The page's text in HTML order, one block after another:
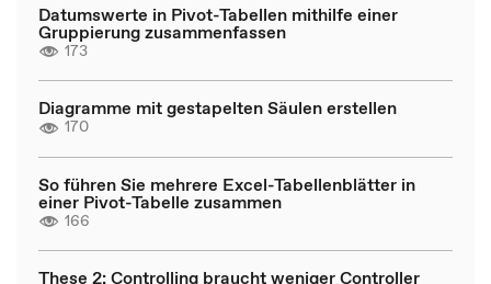
Datumswerte in Pivot-Tabellen mithilfe einer
Gruppierung zusammenfassen
173
Diagramme mit gestapelten Säulen erstellen
170
So führen Sie mehrere Excel-Tabellenblätter in
einer Pivot-Tabelle zusammen
166
These 2: Controlling braucht weniger Controller